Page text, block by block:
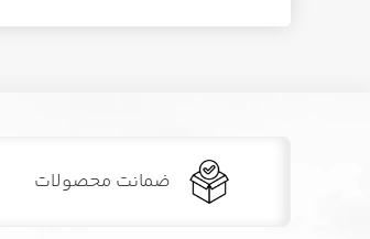
ضمانت محصولات